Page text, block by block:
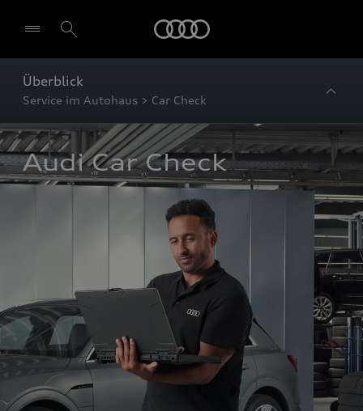
Überblick
Service im Autohaus > Car Check
Audi Car Check